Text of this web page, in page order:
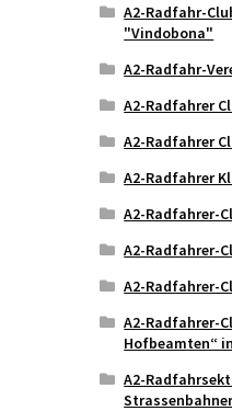
A2-Radfahr-
"Vindobona"
A2-Radfahr-
A2-Radfahrer
A2-Radfahrer
A2-Radfahrer
A2-Radfahrer-
A2-Radfahrer-
A2-Radfahrer-
A2-Radfahrer-
Hofbeamten“
A2-